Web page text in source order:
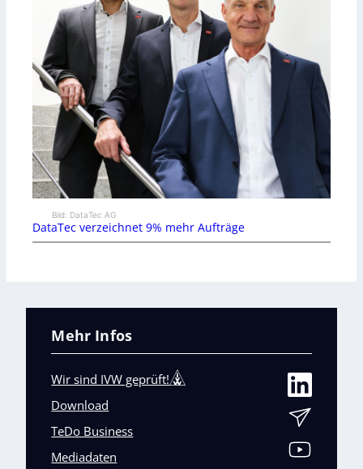
Bild: DataTec AG
DataTec verzeichnet 9% mehr Aufträge
Mehr Infos
Wir sind IVW geprüft!
Download
TeDo Business
Mediadaten